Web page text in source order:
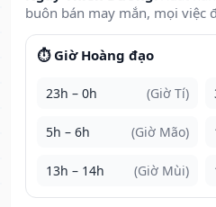
buôn bán may mắn, mọi việc
⏱️ Giờ Hoàng đạo
23h – 0h (Giờ Tí)
5h – 6h (Giờ Mão)
13h – 14h (Giờ Mùi)